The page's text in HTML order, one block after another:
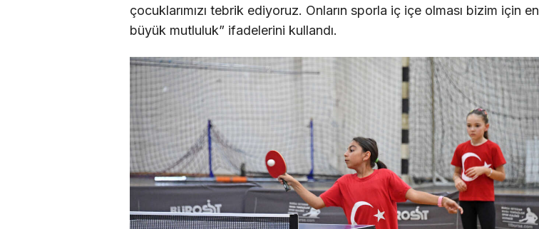
çocuklarımızı tebrik ediyoruz. Onların sporla iç içe olması bizim için en
büyük mutluluk” ifadelerini kullandı.